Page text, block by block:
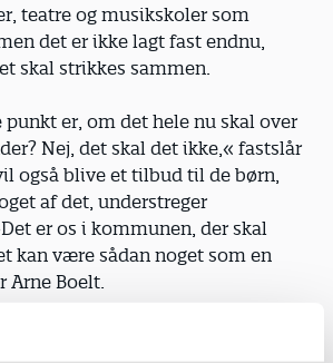
teatre og musikskoler som
det er ikke lagt fast endnu,
skal strikkes sammen.
punkt er, om det hele nu skal over
Nej, det skal det ikke,« fastslår
også blive et tilbud til de børn,
af det, understreger
er os i kommunen, der skal
kan være sådan noget som en
Arne Boelt.